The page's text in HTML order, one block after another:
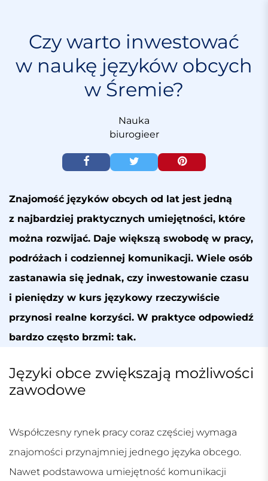
Czy warto inwestować
w naukę języków obcych
w Śremie?
Nauka
biurogieer
Znajomość języków obcych od lat jest jedną
z najbardziej praktycznych umiejętności, które
można rozwijać. Daje większą swobodę w pracy,
podróżach i codziennej komunikacji. Wiele osób
zastanawia się jednak, czy inwestowanie czasu
i pieniędzy w kurs językowy rzeczywiście
przynosi realne korzyści. W praktyce odpowiedź
bardzo często brzmi: tak.
Języki obce zwiększają możliwości
zawodowe
Współczesny rynek pracy coraz częściej wymaga
znajomości przynajmniej jednego języka obcego.
Nawet podstawowa umiejętność komunikacji